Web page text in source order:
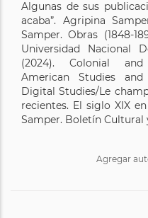
Algunas de sus
acaba”. Agripina
Samper. Obras (1848-
Universidad Nacional
(2024). Colonial and
American Studies
Digital Studies/Le
recientes. El siglo XIX
Samper. Boletín
Agregar